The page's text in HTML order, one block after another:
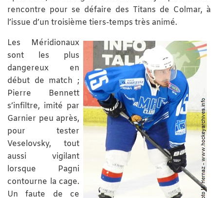
rencontre pour se défaire des Titans de Colmar, à
l’issue d’un troisième tiers-temps très animé.
Les Méridionaux
sont les plus
dangereux en
début de match ;
Pierre Bennett
s’infiltre, imité par
Garnier peu après,
pour tester
Veselovsky, tout
aussi vigilant
lorsque Pagni
contourne la cage.
Un faute de ce